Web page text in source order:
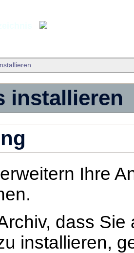
installieren
Ihre
dass
installieren,